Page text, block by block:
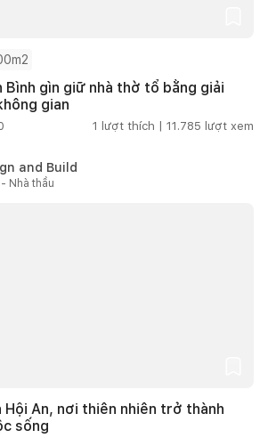
Bình gìn giữ nhà thờ tổ bằng giải
gian
1 lượt thích | 11.785 lượt xem
and Build
Nhà thầu
Hội An, nơi thiên nhiên trở thành
sống